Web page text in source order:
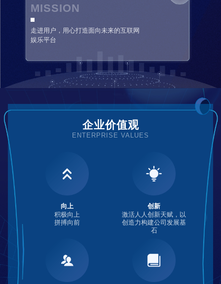
MISSION
走进用户，用心打造面向未来的互联网
娱乐平台
企业价值观
ENTERPRISE VALUES
向上
积极向上
拼搏向前
创新
激活人人创新天赋，以
创造力构建公司发展基
石